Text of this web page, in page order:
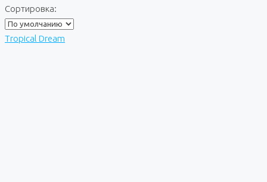
Сортировка:
Tropical Dream